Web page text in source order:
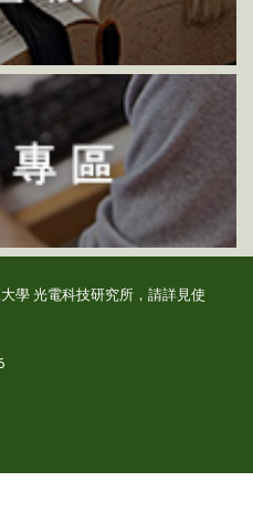
學 光電科技研究所，請詳見使